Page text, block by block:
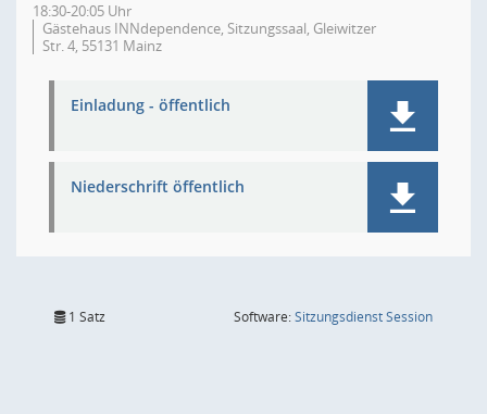
18:30-20:05 Uhr
Gästehaus INNdependence, Sitzungssaal, Gleiwitzer
Str. 4, 55131 Mainz
Einladung - öffentlich
Niederschrift öffentlich
1 Satz Software:SitzungsdienstSession(Wird in